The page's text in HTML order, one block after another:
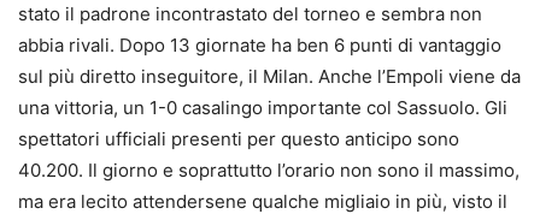
stato il padrone incontrastato del torneo e sembra non
abbia rivali. Dopo 13 giornate ha ben 6 punti di vantaggio
sul più diretto inseguitore, il Milan. Anche l’Empoli viene da
una vittoria, un 1-0 casalingo importante col Sassuolo. Gli
spettatori ufficiali presenti per questo anticipo sono
40.200. Il giorno e soprattutto l’orario non sono il massimo,
ma era lecito attendersene qualche migliaio in più, visto il